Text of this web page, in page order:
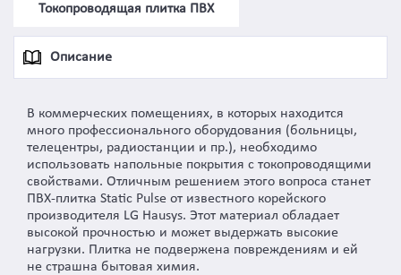
Токопроводящая плитка ПВХ
Описание
В коммерческих помещениях, в которых находится
много профессионального оборудования (больницы,
телецентры, радиостанции и пр.), необходимо
использовать напольные покрытия с токопроводящими
свойствами. Отличным решением этого вопроса станет
ПВХ-плитка Static Pulse от известного корейского
производителя LG Hausys. Этот материал обладает
высокой прочностью и может выдержать высокие
нагрузки. Плитка не подвержена повреждениям и ей
не страшна бытовая химия.